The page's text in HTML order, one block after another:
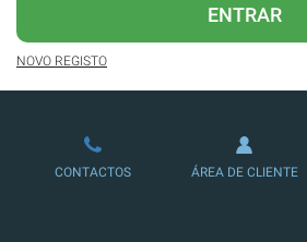
Possibilidade de ler e/ou
Ofertas e descontos em
serviços, eventos
ENTRAR
NOVO REGISTO
CONTACTOS ÁREA DE CLIENTE